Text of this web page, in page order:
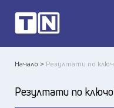
Начало > Резултати по
Резултати по